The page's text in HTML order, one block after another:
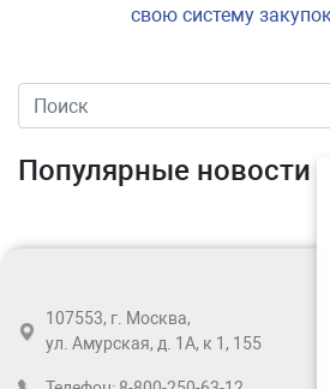
свою систему
Популярные новости
107553, г. Москва,
ул. Амурская, д. 1А, к 1, 155